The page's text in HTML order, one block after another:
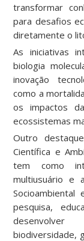
transformar
para desafios
diretamente o
As iniciativas
biologia
inovação
como a
os impactos
ecossistemas
Outro
Científica e
tem como
multiusuário e
Socioambiental
pesquisa,
biodiversidade,